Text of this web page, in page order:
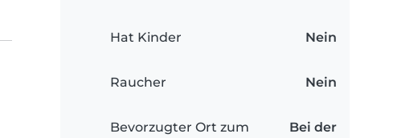
Hat Kinder Nein
Raucher Nein
Bevorzugter Ort zum
Bei der